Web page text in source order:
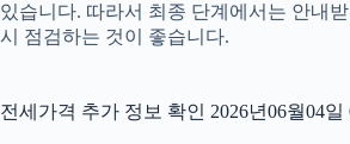
있습니다. 따라서 최종 단계에서는 안내
시 점검하는 것이 좋습니다.
전세가격 추가 정보 확인 2026년06월04일